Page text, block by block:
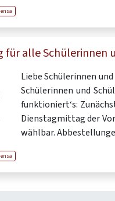
für alle Schülerinnen
Liebe Schülerinnen
Schülerinnen und
funktioniert‘s:
Dienstagmittag der
wählbar.